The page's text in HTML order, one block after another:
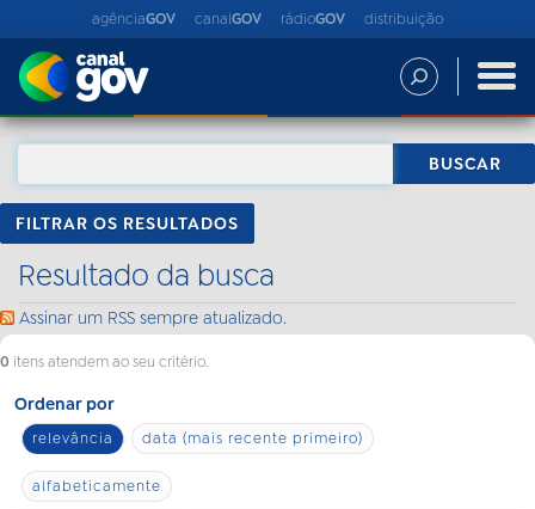
agênciaGOV canalGOV rádioGOV distribuição
FILTRAR OS RESULTADOS
Resultado da busca
Assinar um RSS sempre atualizado.
0 itens atendem ao seu critério.
Ordenar por
relevância data (mais recente primeiro)
alfabeticamente